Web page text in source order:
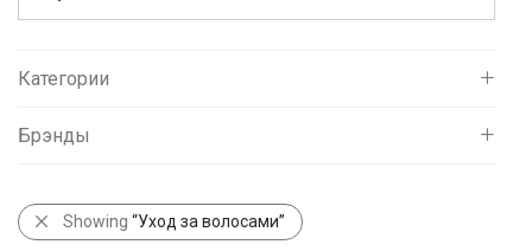
Категории
Все
Бальзамы
Брэнды
AlfaParf
Chi
Showing “Уход за волосами”